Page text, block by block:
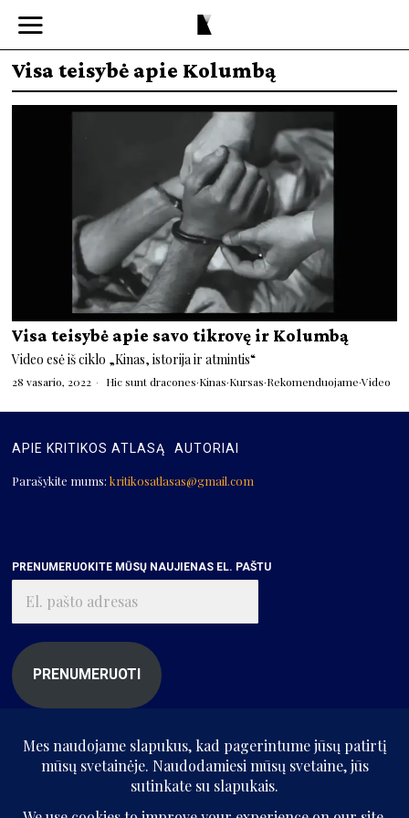
Visa teisybė apie Kolumbą
Visa teisybė apie savo tikrovę ir Kolumbą
Video esė iš ciklo „Kinas, istorija ir atmintis“
28 vasario, 2022 Hic sunt dracones·Kinas·Kursas·Rekomenduojame·Video
APIE KRITIKOS ATLASĄ AUTORIAI
Parašykite mums:kritikosatlasas@gmail.com
PRENUMERUOKITE MŪSŲ NAUJIENAS EL. PAŠTU
pašto
adresas
PRENUMERUOTI